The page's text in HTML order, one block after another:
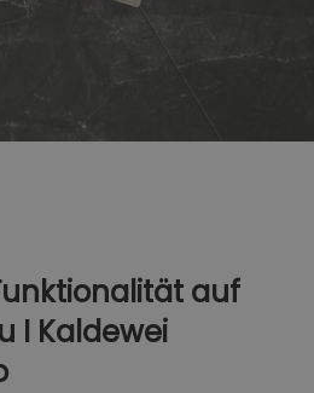
auf
I Kaldewei